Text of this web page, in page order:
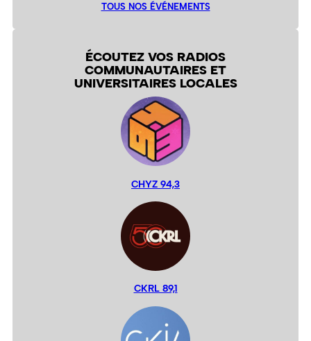
TOUS NOS ÉVÉNEMENTS
ÉCOUTEZ VOS RADIOS
COMMUNAUTAIRES ET
UNIVERSITAIRES LOCALES
CHYZ 94,3
CKRL 89,1